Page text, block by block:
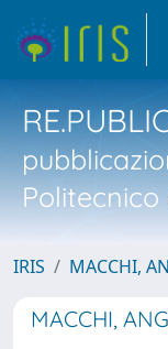
IRIS MACCHI,
MACCHI,